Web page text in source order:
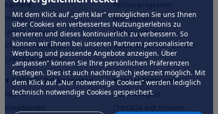
Mit dem Klick auf „geht klar” ermöglichen Sie uns Ihnen
über Cookies ein verbessertes Nutzungserlebnis zu
servieren und dieses kontinuierlich zu verbessern. So
können wir Ihnen bei unseren Partnern personalisierte
Werbung und passende Angebote anzeigen. Über
„anpassen” können Sie Ihre persönlichen Präferenzen
festlegen. Dies ist auch nachträglich jederzeit möglich. Mit
dem Klick auf „Nur notwendige Cookies” werden lediglich
technisch notwendige Cookies gespeichert.
Karriere
Presse
Unternehmen
CHECK24 Österreich
CHECK24 Spanien
Partnerprogramm
Profi werden
Affiliate werden
Werkstattpartner werden
CHECK24 Zahlungsarten
PayPal
Unser Engagement
Nachhaltigkeit